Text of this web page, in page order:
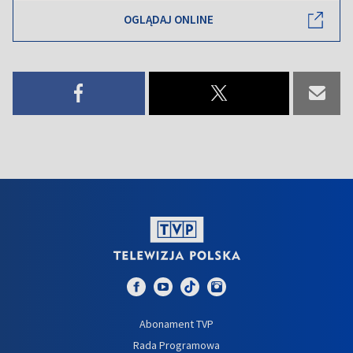
OGLĄDAJ ONLINE
Abonament TVP
Rada Programowa